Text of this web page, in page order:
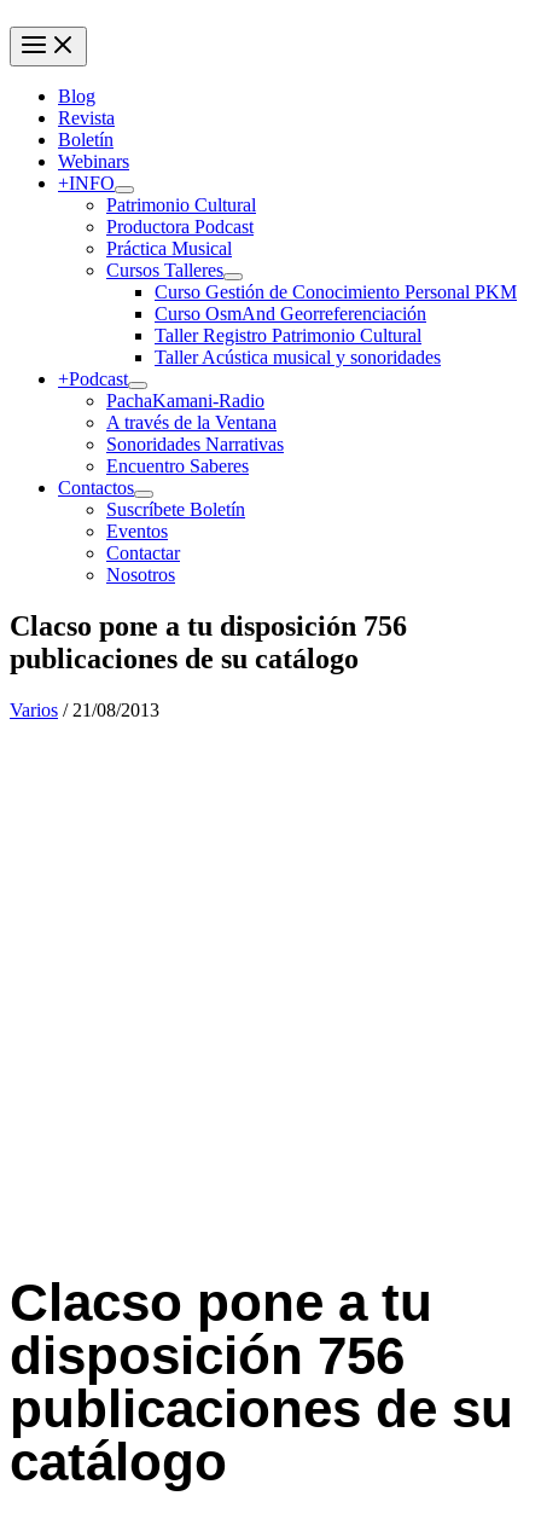
Blog
Revista
Boletín
Webinars
+INFO
Patrimonio Cultural
Productora Podcast
Práctica Musical
Cursos Talleres
Curso Gestión de Conocimiento Personal PKM
Curso OsmAnd Georreferenciación
Taller Registro Patrimonio Cultural
Taller Acústica musical y sonoridades
+Podcast
PachaKamani-Radio
A través de la Ventana
Sonoridades Narrativas
Encuentro Saberes
Contactos
Suscríbete Boletín
Eventos
Contactar
Nosotros
Clacso pone a tu disposición 756
publicaciones de su catálogo
Varios / 21/08/2013
Clacso pone a tu
disposición 756
publicaciones de su
catálogo